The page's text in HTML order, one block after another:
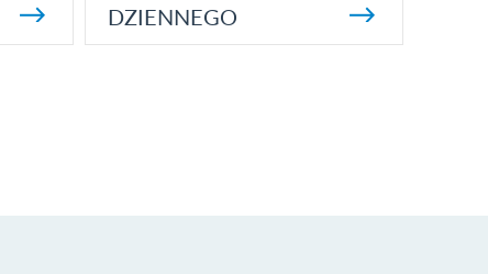
DZIENNEGO